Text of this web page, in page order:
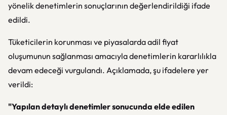
yönelik denetimlerin sonuçlarının değerlendirildiği ifade
edildi.
Tüketicilerin korunması ve piyasalarda adil fiyat
oluşumunun sağlanması amacıyla denetimlerin kararlılıkla
devam edeceği vurgulandı. Açıklamada, şu ifadelere yer
verildi:
"Yapılan detaylı denetimler sonucunda elde edilen